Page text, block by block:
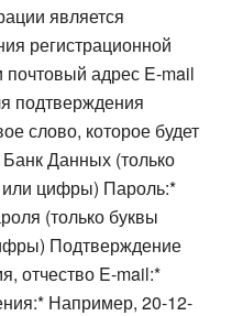
является
регистрационной
почтовый адрес E-mail
подтверждения
слово, которое будет
Данных (только
или цифры) Пароль:*
(только буквы
Подтверждение
отчество E-mail:*
Например, 20-12-